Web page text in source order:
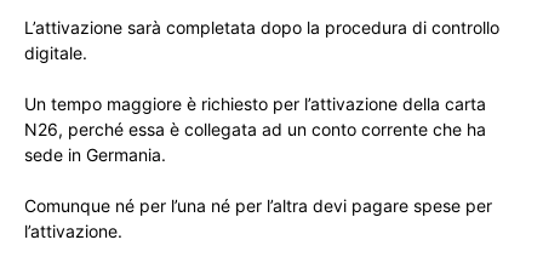
L’attivazione sarà completata dopo la procedura di controllo
digitale.
Un tempo maggiore è richiesto per l’attivazione della carta
N26, perché essa è collegata ad un conto corrente che ha
sede in Germania.
Comunque né per l’una né per l’altra devi pagare spese per
l’attivazione.